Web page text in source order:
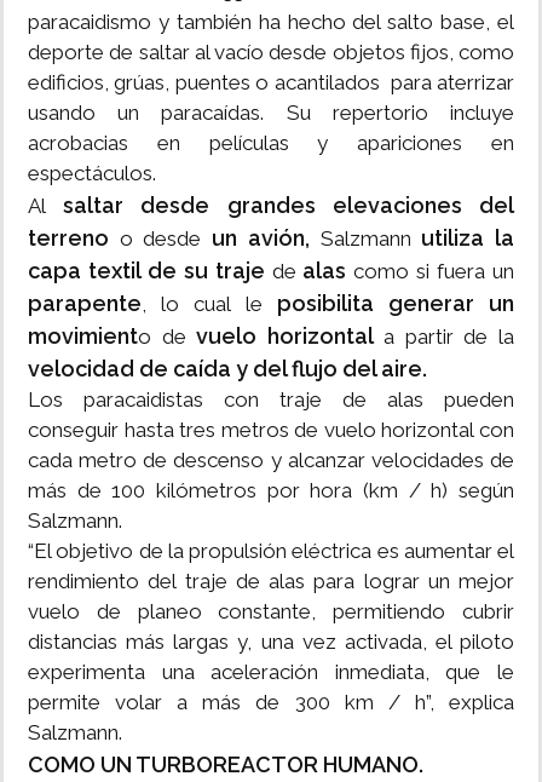
paracaidismo y también ha hecho del salto base, el
deporte de saltar al vacío desde objetos fijos, como
edificios, grúas, puentes o acantilados para aterrizar
usando un paracaídas. Su repertorio incluye
acrobacias en películas y apariciones en
espectáculos.
Al saltar desde grandes elevaciones del
terreno o desde un avión, Salzmann utiliza la
capa textil de su traje de alascomo si fuera un
parapente, lo cual le posibilita generar un
movimiento devuelo horizontala partir de la
velocidad de caída y del flujo del aire.
Los paracaidistas con traje de alas pueden
conseguir hasta tres metros de vuelo horizontal con
cada metro de descenso y alcanzar velocidades de
más de 100 kilómetros por hora (km / h) según
Salzmann.
“El objetivo de la propulsión eléctrica es aumentar el
rendimiento del traje de alas para lograr un mejor
vuelo de planeo constante, permitiendo cubrir
distancias más largas y, una vez activada, el piloto
experimenta una aceleración inmediata, que le
permite volar a más de 300 km / h”, explica
Salzmann.
COMO UN TURBOREACTOR HUMANO.